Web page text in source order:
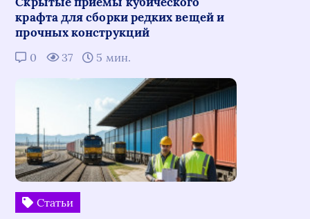
крафта для сборки редких вещей и
прочных конструкций
0 37 5 мин.
Статьи